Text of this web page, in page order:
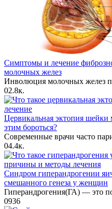
Симптомы и лечение
молочных желез
Инволюция молочных желез
02.8к.
Цервикальная эктопия шейки
этим бороться?
Современные врачи часто
04.4к.
Синдром гиперандрогении
смешанного генеза у женщин
Гиперандрогения(ГА) — это
0936